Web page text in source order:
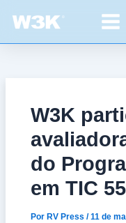
para
o
Main
W3K
do
em TIC 55
Por RV Press /11 de
navigation